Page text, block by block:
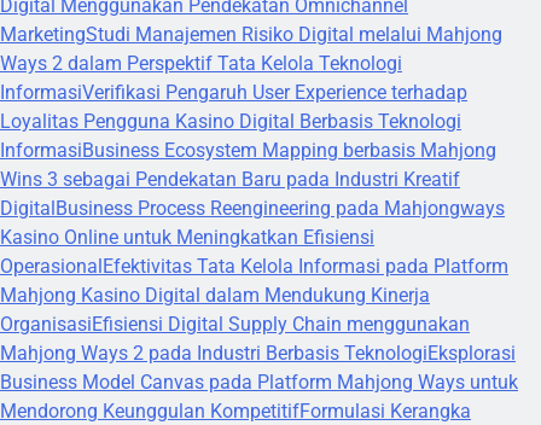
Digital Menggunakan Pendekatan Omnichannel
MarketingStudi Manajemen Risiko Digital melalui Mahjong
Ways 2 dalam Perspektif Tata Kelola Teknologi
InformasiVerifikasi Pengaruh User Experience terhadap
Loyalitas Pengguna Kasino Digital Berbasis Teknologi
InformasiBusiness Ecosystem Mapping berbasis Mahjong
Wins 3 sebagai Pendekatan Baru pada Industri Kreatif
DigitalBusiness Process Reengineering pada Mahjongways
Kasino Online untuk Meningkatkan Efisiensi
OperasionalEfektivitas Tata Kelola Informasi pada Platform
Mahjong Kasino Digital dalam Mendukung Kinerja
OrganisasiEfisiensi Digital Supply Chain menggunakan
Mahjong Ways 2 pada Industri Berbasis TeknologiEksplorasi
Business Model Canvas pada Platform Mahjong Ways untuk
Mendorong Keunggulan KompetitifFormulasi Kerangka